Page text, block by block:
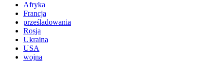
Afryka
Francja
prześladowania
Rosja
Ukraina
USA
wojna